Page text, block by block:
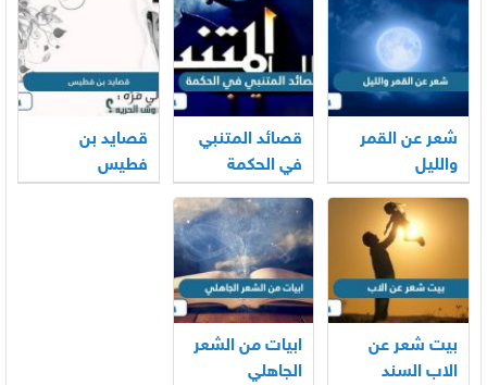
1446 – 2024
شعر عن القمر
والليل
قصائد المتنبي
في الحكمة
قصايد بن
فطيس
بيت شعر عن
الاب السند
ابيات من الشعر
الجاهلي